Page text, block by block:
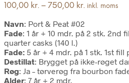
100,00 kr. – 750,00 kr. Prisinterval:
750,00 kr.
inkl. moms
Navn: Port & Peat #02
Fade: 1 år + 10 mdr. på 2 stk. 2nd
quarter casks (140 l.)
Fade: 5 år + 4 mdr. på 1 stk. 1st
Destillat: Brygget på ikke-røget
Røg: Ja – tørverøg fra bourbon
Alder: 7 år + 2 mdr.